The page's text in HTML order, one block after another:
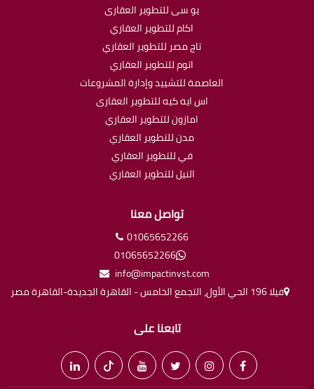
يو سى للتطوير العقارى
اكام للتطوير العقاري
تاج مصر للتطوير العقاري
اتوم للتطوير العقاري
العاصمة للتشييد وإدارة المشروعات
اس ايه كيه للتطوير العقارى
امازون للتطوير العقاري
مدن للتطوير العقاري
في للتطوير العقاري
النيل للتطوير العقاري
تواصل معنا
01065652266
01065652266
info@impactinvst.com
فيلا 196 الحي الأول، التجمع الخامس - القاهرة الجديدة-القاهرة مصر
تابعنا على